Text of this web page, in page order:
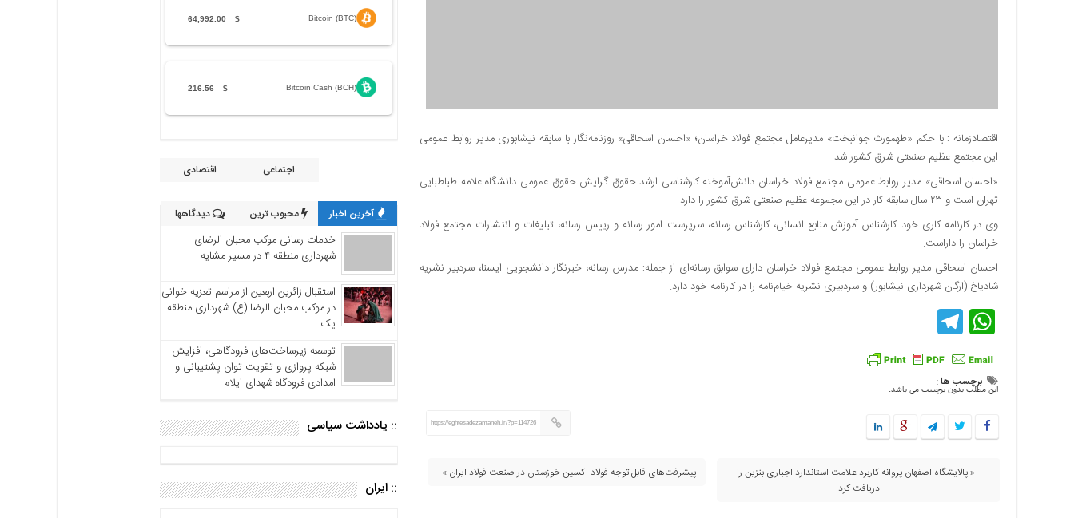
اقتصادزمانه : با حکم «طهمورث جوانبخت» مدیرعامل مجتمع فولاد خراسان؛ «احسان اسحاقی» روزنامه‌نگار با سابقه نیشابوری مدیر روابط عمومی
این مجتمع عظیم صنعتی شرق کشور شد.
«احسان اسحاقی» مدیر روابط عمومی مجتمع فولاد خراسان دانش‌آموخته کارشناسی ارشد حقوق گرایش حقوق عمومی دانشگاه علامه طباطبایی
تهران است و ۲۳ سال سابقه کار در این مجموعه عظیم صنعتی شرق کشور را دارد
وی در کارنامه کاری خود کارشناس آموزش منابع انسانی، کارشناس رسانه، سرپرست امور رسانه و رییس رسانه، تبلیغات و‌ انتشارات مجتمع فولاد
خراسان را داراست.
احسان اسحاقی مدیر روابط عمومی مجتمع فولاد خراسان دارای سوابق رسانه‌ای از جمله: مدرس رسانه، خبرنگار دانشجویی ایسنا، سردبیر نشریه
شادیاخ (ارگان شهرداری نیشابور) و سردبیری نشریه خیام‌نامه را در کارنامه خود دارد.
WhatsApp
Telegram
برچسب ها :
این مطلب بدون برچسب می باشد.
https://eghtesadezamaneh.ir/?p=114726
« پالایشگاه اصفهان پروانه کاربرد علامت استاندارد اجباری بنزین را
دریافت کرد
پیشرفت‌های قابل توجه فولاد اکسین خوزستان در صنعت فولاد ایران »
Bitcoin (BTC)
$
64,992.00
Bitcoin Cash (BCH)
$
216.56
اجتماعی اقتصادی
آخرین اخبار محبوب ترین دیدگاهها
خدمات رسانی موکب محبان الرضای
شهرداری منطقه ۴ در مسیر مشایه
استقبال زائرین اربعین از مراسم تعزیه خوانی
در موکب محبان الرضا (ع) شهرداری منطقه
یک
توسعه زیرساخت‌های فرودگاهی، افزایش
شبکه پروازی و تقویت توان پشتیبانی و
امدادی فرودگاه شهدای ایلام
:: یادداشت سیاسی
:: ایران